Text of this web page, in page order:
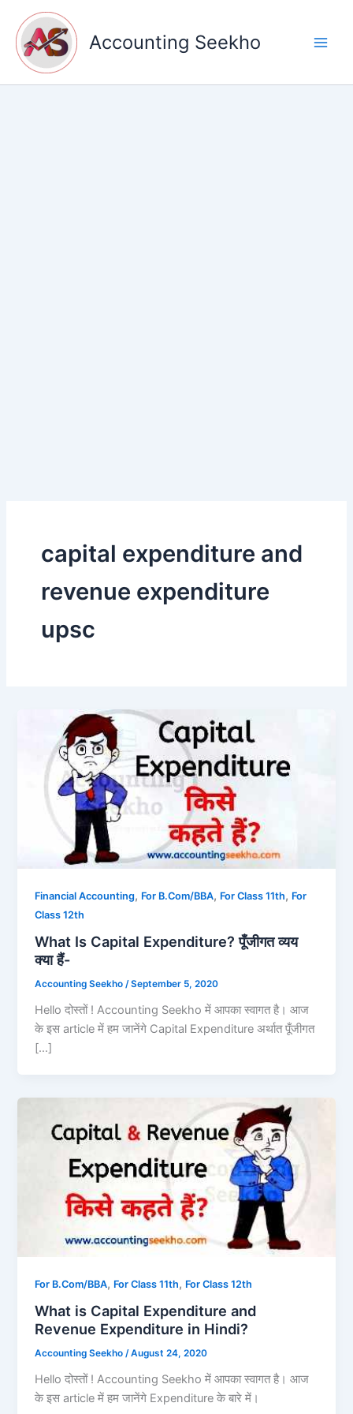
content
Accounting Seekho
capital expenditure and
revenue expenditure
upsc
Financial Accounting, For B.Com/BBA, For Class 11th, For
Class 12th
What Is Capital Expenditure? पूँजीगत व्यय
क्या हैं-
Accounting Seekho/September 5, 2020
Hello दोस्तों ! Accounting Seekho में आपका स्वागत है। आज
के इस article में हम जानेंगे Capital Expenditure अर्थात पूँजीगत
[…]
For B.Com/BBA, For Class 11th, For Class 12th
What is Capital Expenditure and
Revenue Expenditure in Hindi?
Accounting Seekho/August 24, 2020
Hello दोस्तों ! Accounting Seekho में आपका स्वागत है। आज
के इस article में हम जानेंगे Expenditure के बारे में।